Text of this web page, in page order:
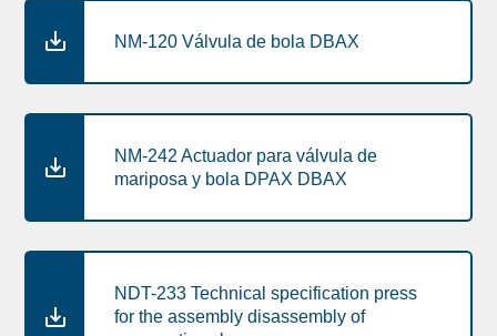
NM-120 Válvula de bola DBAX
NM-242 Actuador para válvula de
mariposa y bola DPAX DBAX
NDT-233 Technical specification press
for the assembly disassembly of